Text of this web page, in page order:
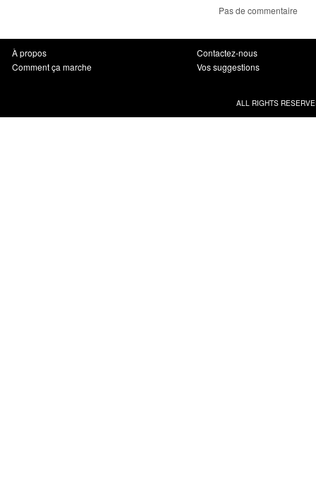
Pas de commentaire
À propos
Comment ça marche
Contactez-nous
Vos suggestions
ALL RIGHTS